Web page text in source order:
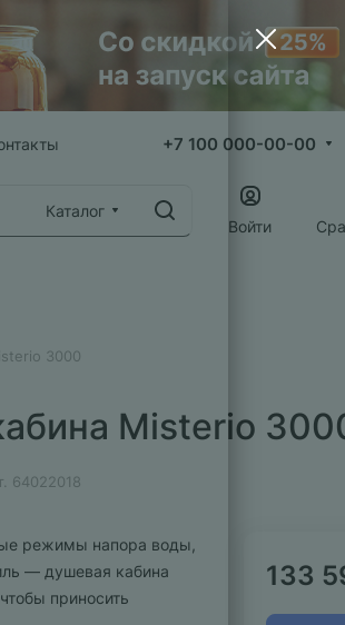
+7 100 000-00-00
Каталог
Войти
3000
Misterio
64022018
режимы напора воды,
— душевая кабина
приносить
133